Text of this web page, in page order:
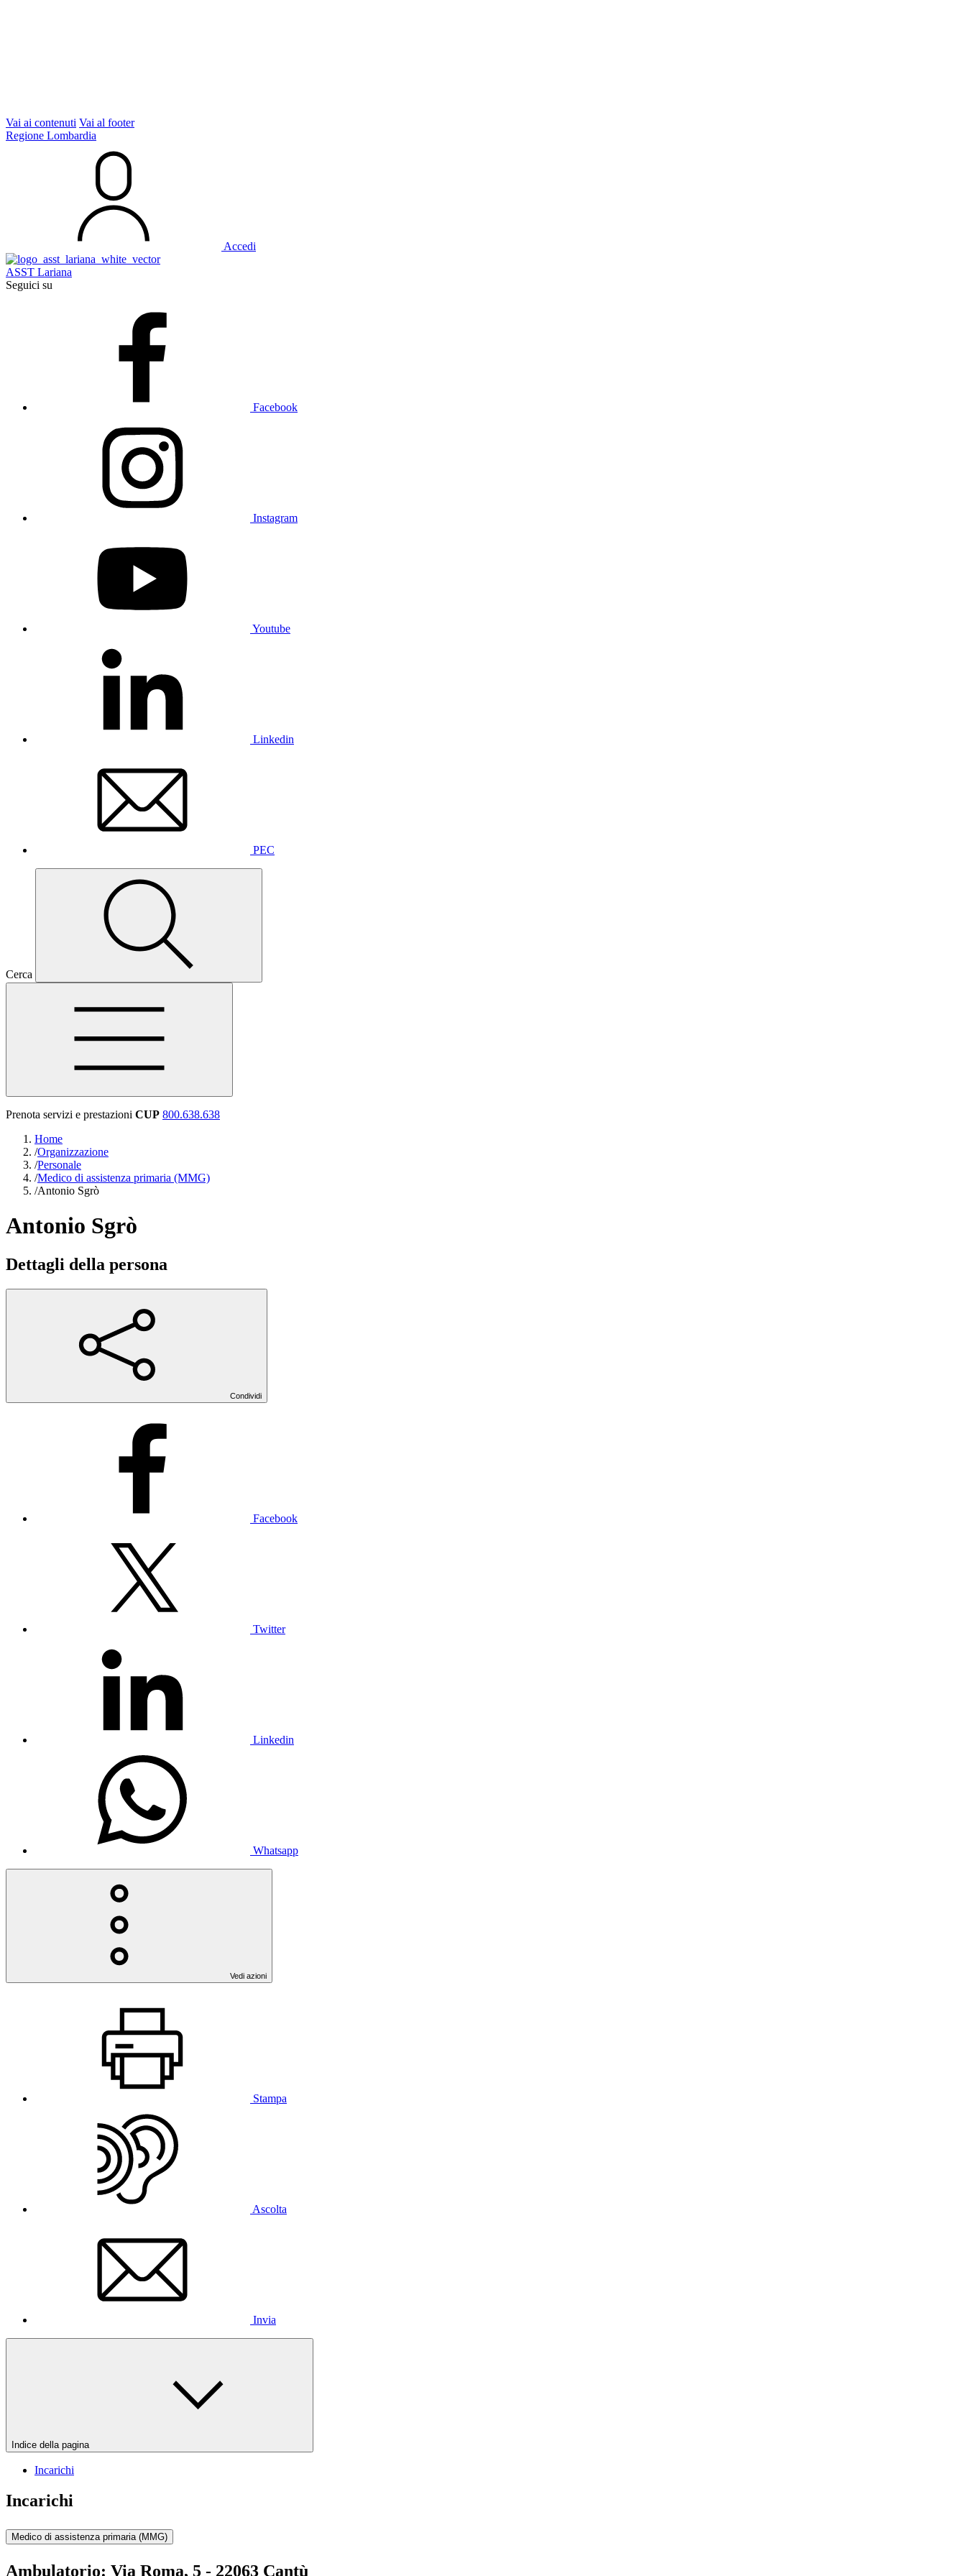
Vai ai contenuti Vai al footer
Regione Lombardia
Accedi
ASST Lariana
Seguici su
Facebook
Instagram
Youtube
Linkedin
PEC
Cerca
Prenota servizi e prestazioni CUP 800.638.638
Home
/Organizzazione
/Personale
/Medico di assistenza primaria (MMG)
/Antonio Sgrò
Antonio Sgrò
Dettagli della persona
Condividi
Facebook
Twitter
Linkedin
Whatsapp
Vedi azioni
Stampa
Ascolta
Invia
Indice della pagina
Incarichi
Incarichi
Medico di assistenza primaria (MMG)
Ambulatorio: Via Roma, 5 - 22063 Cantù